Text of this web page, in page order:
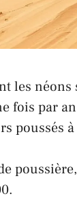
les
fois par
poussés
.